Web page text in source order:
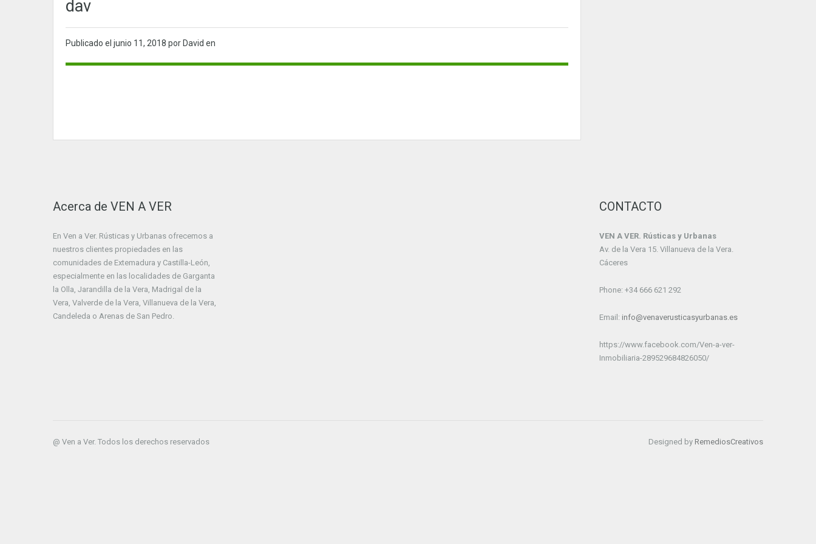
dav
Publicado el junio 11, 2018 por David en
Acerca de VEN A VER
En Ven a Ver. Rústicas y Urbanas ofrecemos a
nuestros clientes propiedades en las
comunidades de Extemadura y Castilla-León,
especialmente en las localidades de Garganta
la Olla, Jarandilla de la Vera, Madrigal de la
Vera, Valverde de la Vera, Villanueva de la Vera,
Candeleda o Arenas de San Pedro.
CONTACTO
VEN A VER. Rústicas y Urbanas
Av. de la Vera 15. Villanueva de la Vera.
Cáceres
Phone: +34 666 621 292
Email: info@venaverusticasyurbanas.es
https://www.facebook.com/Ven-a-ver-
Inmobiliaria-289529684826050/
@ Ven a Ver. Todos los derechos reservados Designed by RemediosCreativos